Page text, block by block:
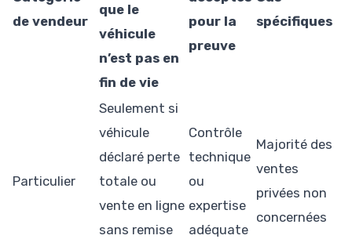
de vendeur
que le
véhicule
n’est pas en
fin de vie
pour la
preuve
spécifiques
Particulier
Seulement si
véhicule
déclaré perte
totale ou
vente en ligne
sans remise
Contrôle
technique
ou
expertise
adéquate
Majorité des
ventes
privées non
concernées